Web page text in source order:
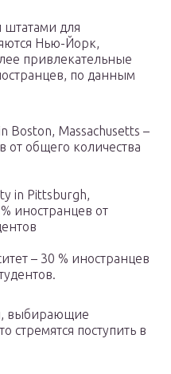
для
Нью-Йорк,
привлекательные
по данным
Boston, Massachusetts –
от общего количества
in Pittsburgh,
иностранцев от
– 30 % иностранцев
выбирающие
стремятся поступить в